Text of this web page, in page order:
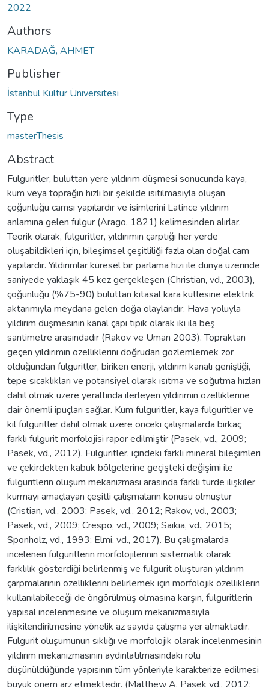
2022
Authors
KARADAĞ, AHMET
Publisher
İstanbul Kültür Üniversitesi
Type
masterThesis
Abstract
Fulguritler, buluttan yere yıldırım düşmesi sonucunda kaya,
kum veya toprağın hızlı bir şekilde ısıtılmasıyla oluşan
çoğunluğu camsı yapılardır ve isimlerini Latince yıldırım
anlamına gelen fulgur (Arago, 1821) kelimesinden alırlar.
Teorik olarak, fulguritler, yıldırımın çarptığı her yerde
oluşabildikleri için, bileşimsel çeşitliliği fazla olan doğal cam
yapılardır. Yıldırımlar küresel bir parlama hızı ile dünya üzerinde
saniyede yaklaşık 45 kez gerçekleşen (Christian, vd., 2003),
çoğunluğu (%75-90) buluttan kıtasal kara kütlesine elektrik
aktarımıyla meydana gelen doğa olaylarıdır. Hava yoluyla
yıldırım düşmesinin kanal çapı tipik olarak iki ila beş
santimetre arasındadır (Rakov ve Uman 2003). Topraktan
geçen yıldırımın özelliklerini doğrudan gözlemlemek zor
olduğundan fulguritler, biriken enerji, yıldırım kanalı genişliği,
tepe sıcaklıkları ve potansiyel olarak ısıtma ve soğutma hızları
dahil olmak üzere yeraltında ilerleyen yıldırımın özelliklerine
dair önemli ipuçları sağlar. Kum fulguritler, kaya fulguritler ve
kil fulguritler dahil olmak üzere önceki çalışmalarda birkaç
farklı fulgurit morfolojisi rapor edilmiştir (Pasek, vd., 2009;
Pasek, vd., 2012). Fulguritler, içindeki farklı mineral bileşimleri
ve çekirdekten kabuk bölgelerine geçişteki değişimi ile
fulguritlerin oluşum mekanizması arasında farklı türde ilişkiler
kurmayı amaçlayan çeşitli çalışmaların konusu olmuştur
(Cristian, vd., 2003; Pasek, vd., 2012; Rakov, vd., 2003;
Pasek, vd., 2009; Crespo, vd., 2009; Saikia, vd., 2015;
Sponholz, vd., 1993; Elmi, vd., 2017). Bu çalışmalarda
incelenen fulguritlerin morfolojilerinin sistematik olarak
farklılık gösterdiği belirlenmiş ve fulgurit oluşturan yıldırım
çarpmalarının özelliklerini belirlemek için morfolojik özelliklerin
kullanılabileceği de öngörülmüş olmasına karşın, fulguritlerin
yapısal incelenmesine ve oluşum mekanizmasıyla
ilişkilendirilmesine yönelik az sayıda çalışma yer almaktadır.
Fulgurit oluşumunun sıklığı ve morfolojik olarak incelenmesinin
yıldırım mekanizmasının aydınlatılmasındaki rolü
düşünüldüğünde yapısının tüm yönleriyle karakterize edilmesi
büyük önem arz etmektedir. (Matthew A. Pasek vd., 2012;